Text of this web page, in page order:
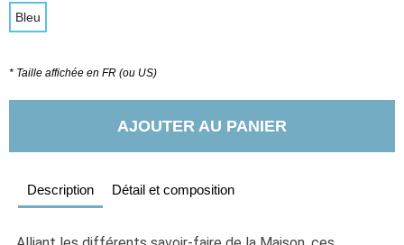
Bleu
* Taille affichée en FR (ou US)
AJOUTER AU PANIER
Description Détail et composition